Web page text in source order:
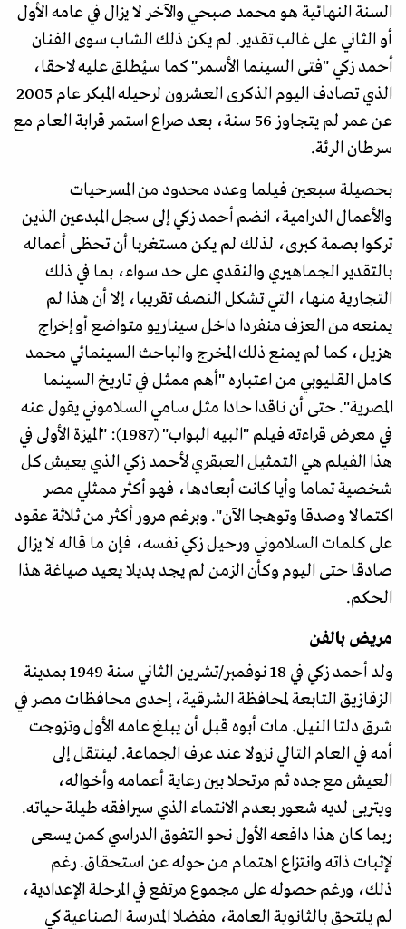
السنة النهائية هو محمد صبحي والآخر لا يزال في عامه الأول
أو الثاني على غالب تقدير. لم يكن ذلك الشاب سوى الفنان
أحمد زكي "فتى السينما الأسمر" كما سيُطلق عليه لاحقا،
الذي تصادف اليوم الذكرى العشرون لرحيله المبكر عام 2005
عن عمر لم يتجاوز 56 سنة، بعد صراع استمر قرابة العام مع
سرطان الرئة.
بحصيلة سبعين فيلما وعدد محدود من المسرحيات
والأعمال الدرامية، انضم أحمد زكي إلى سجل المبدعين الذين
تركوا بصمة كبرى، لذلك لم يكن مستغربا أن تحظى أعماله
بالتقدير الجماهيري والنقدي على حد سواء، بما في ذلك
التجارية منها، التي تشكل النصف تقريبا، إلا أن هذا لم
يمنعه من العزف منفردا داخل سيناريو متواضع أو إخراج
هزيل، كما لم يمنع ذلك المخرج والباحث السينمائي محمد
كامل القليوبي من اعتباره "أهم ممثل في تاريخ السينما
المصرية". حتى أن ناقدا حادا مثل سامي السلاموني يقول عنه
في معرض قراءته فيلم "البيه البواب" (1987): "الميزة الأولى في
هذا الفيلم هي التمثيل العبقري لأحمد زكي الذي يعيش كل
شخصية تماما وأيا كانت أبعادها، فهو أكثر ممثلي مصر
اكتمالا وصدقا وتوهجا الآن". وبرغم مرور أكثر من ثلاثة عقود
على كلمات السلاموني ورحيل زكي نفسه، فإن ما قاله لا يزال
صادقا حتى اليوم وكأن الزمن لم يجد بديلا يعيد صياغة هذا
الحكم.
مريض بالفن
ولد أحمد زكي في 18 نوفمبر/تشرين الثاني سنة 1949 بمدينة
الزقازيق التابعة لمحافظة الشرقية، إحدى محافظات مصر في
شرق دلتا النيل. مات أبوه قبل أن يبلغ عامه الأول وتزوجت
أمه في العام التالي نزولا عند عرف الجماعة. لينتقل إلى
العيش مع جده ثم مرتحلا بين رعاية أعمامه وأخواله،
ويتربى لديه شعور بعدم الانتماء الذي سيرافقه طيلة حياته.
ربما كان هذا دافعه الأول نحو التفوق الدراسي كمن يسعى
لإثبات ذاته وانتزاع اهتمام من حوله عن استحقاق. رغم
ذلك، ورغم حصوله على مجموع مرتفع في المرحلة الإعدادية،
لم يلتحق بالثانوية العامة، مفضلا المدرسة الصناعية كي